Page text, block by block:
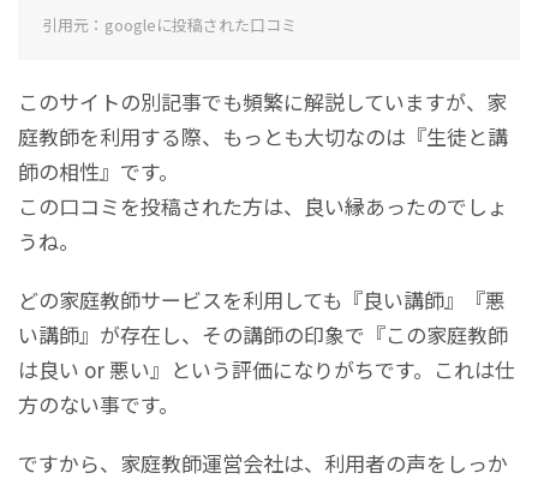
引用元：googleに投稿された口コミ
このサイトの別記事でも頻繁に解説していますが、家
庭教師を利用する際、もっとも大切なのは『生徒と講
師の相性』です。
この口コミを投稿された方は、良い縁あったのでしょ
うね。
どの家庭教師サービスを利用しても『良い講師』『悪
い講師』が存在し、その講師の印象で『この家庭教師
は良い or 悪い』という評価になりがちです。これは仕
方のない事です。
ですから、家庭教師運営会社は、利用者の声をしっか